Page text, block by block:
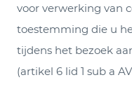
voor verwerking van
toestemming die u
tijdens het bezoek
(artikel 6 lid 1 sub a